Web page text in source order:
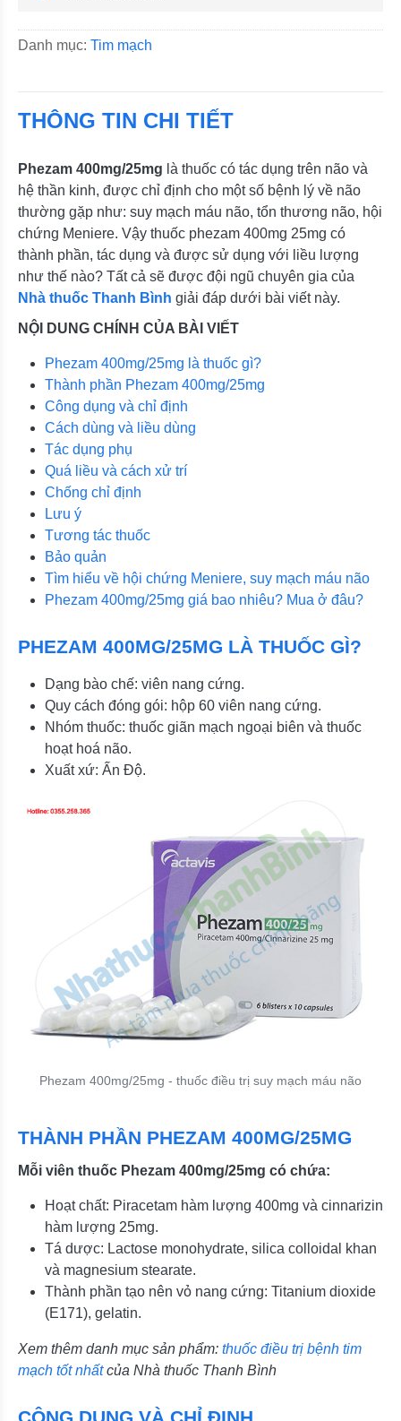
Danh mục: Tim mạch
THÔNG TIN CHI TIẾT
Phezam 400mg/25mg là thuốc có tác dụng trên não và
hệ thần kinh, được chỉ định cho một số bệnh lý về não
thường gặp như: suy mạch máu não, tổn thương não, hội
chứng Meniere. Vậy thuốc phezam 400mg 25mg có
thành phần, tác dụng và được sử dụng với liều lượng
như thế nào? Tất cả sẽ được đội ngũ chuyên gia của
Nhà thuốc Thanh Bình giải đáp dưới bài viết này.
NỘI DUNG CHÍNH CỦA BÀI VIẾT
Phezam 400mg/25mg là thuốc gì?
Thành phần Phezam 400mg/25mg
Công dụng và chỉ định
Cách dùng và liều dùng
Tác dụng phụ
Quá liều và cách xử trí
Chống chỉ định
Lưu ý
Tương tác thuốc
Bảo quản
Tìm hiểu về hội chứng Meniere, suy mạch máu não
Phezam 400mg/25mg giá bao nhiêu? Mua ở đâu?
PHEZAM 400MG/25MG LÀ THUỐC GÌ?
Dạng bào chế: viên nang cứng.
Quy cách đóng gói: hộp 60 viên nang cứng.
Nhóm thuốc: thuốc giãn mạch ngoại biên và thuốc
hoạt hoá não.
Xuất xứ: Ấn Độ.
Phezam 400mg/25mg - thuốc điều trị suy mạch máu não
THÀNH PHẦN PHEZAM 400MG/25MG
Mỗi viên thuốc Phezam 400mg/25mg có chứa:
Hoạt chất: Piracetam hàm lượng 400mg và cinnarizin
hàm lượng 25mg.
Tá dược: Lactose monohydrate, silica colloidal khan
và magnesium stearate.
Thành phần tạo nên vỏ nang cứng: Titanium dioxide
(E171), gelatin.
Xem thêm danh mục sản phẩm: thuốc điều trị bệnh tim
mạch tốt nhấtcủa Nhà thuốc Thanh Bình